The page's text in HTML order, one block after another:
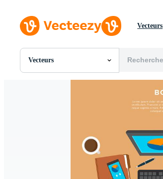
Vecteurs
Vecteurs
Toutes Images
Motion graphics
Images Éditoriales
Événements Éditoriaux